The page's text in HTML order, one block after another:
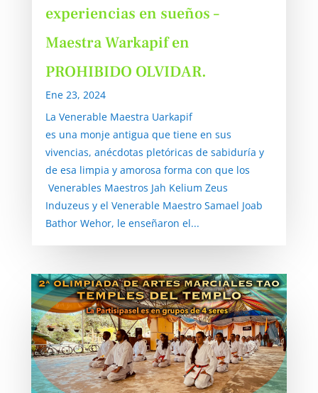
experiencias en sueños –
Maestra Warkapif en
PROHIBIDO OLVIDAR.
Ene 23, 2024
La Venerable Maestra Uarkapif
es una monje antigua que tiene en sus
vivencias, anécdotas pletóricas de sabiduría y
de esa limpia y amorosa forma con que los
Venerables Maestros Jah Kelium Zeus
Induzeus y el Venerable Maestro Samael Joab
Bathor Wehor, le enseñaron el...